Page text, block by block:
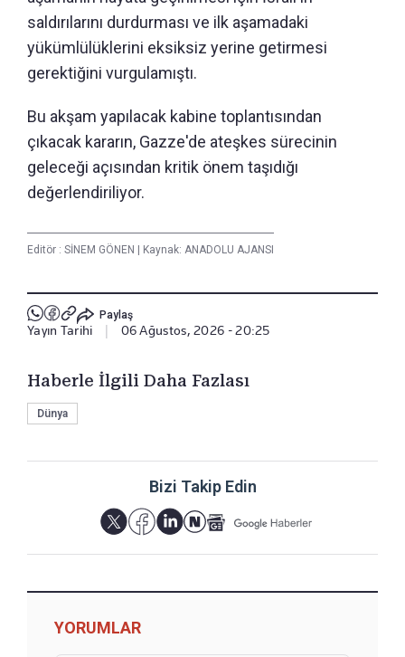
saldırılarını durdurması ve ilk aşamadaki
yükümlülüklerini eksiksiz yerine getirmesi
gerektiğini vurgulamıştı.
Bu akşam yapılacak kabine toplantısından
çıkacak kararın, Gazze'de ateşkes sürecinin
geleceği açısından kritik önem taşıdığı
değerlendiriliyor.
Editör : SİNEM GÖNEN Kaynak: ANADOLU AJANSI
Paylaş
Yayın Tarihi 06 Ağustos, 2026 - 20:25
Haberle İlgili Daha Fazlası
Dünya
Bizi Takip Edin
YORUMLAR